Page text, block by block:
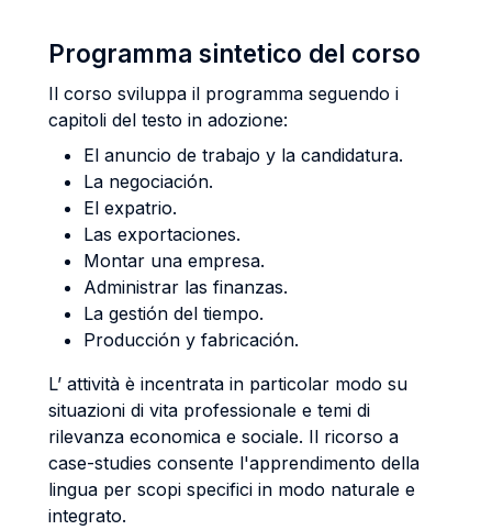
Programma sintetico del corso
Il corso sviluppa il programma seguendo i
capitoli del testo in adozione:
El anuncio de trabajo y la candidatura.
La negociación.
El expatrio.
Las exportaciones.
Montar una empresa.
Administrar las finanzas.
La gestión del tiempo.
Producción y fabricación.
L’ attività è incentrata in particolar modo su
situazioni di vita professionale e temi di
rilevanza economica e sociale. Il ricorso a
case-studies consente l'apprendimento della
lingua per scopi specifici in modo naturale e
integrato.